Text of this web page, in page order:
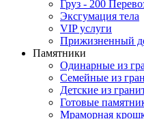
Груз - 200
Эксгумация тела
VIP услуги
Прижизненный
Памятники
Одинарные из
Семейные из
Детские из
Готовые
Мраморная